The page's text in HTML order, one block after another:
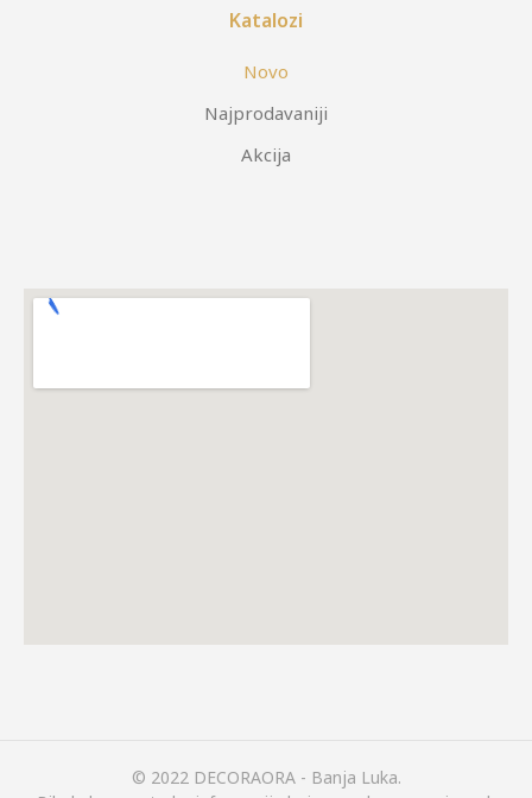
Katalozi
Novo
Najprodavaniji
Akcija
© 2022 DECORAORA - Banja Luka.